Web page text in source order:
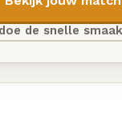
de snelle